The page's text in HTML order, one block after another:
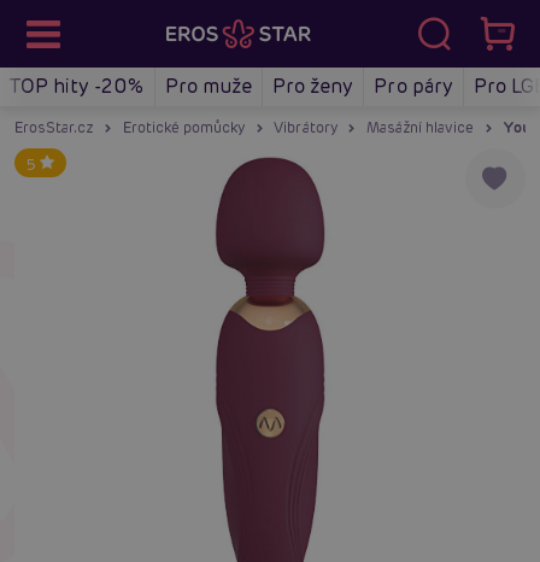
TOP hity -20% Pro muže Pro ženy Pro páry Pro
ErosStar.cz Erotické pomůcky Vibrátory Masážní hlavice
5